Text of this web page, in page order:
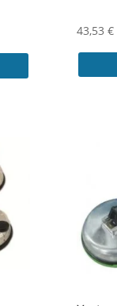
43,53 €